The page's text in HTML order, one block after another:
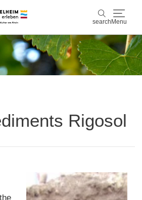
search Menu
search
& experience
Book experiences
Rigosol